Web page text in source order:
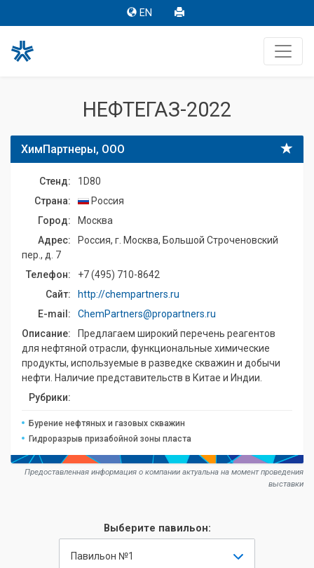
EN
НЕФТЕГАЗ-2022
ХимПартнеры, ООО
Стенд:
1D80
Страна:
Россия
Город:
Москва
Адрес:
Россия, г. Москва, Большой Строченовский
пер., д. 7
Телефон:
+7 (495) 710-8642
Сайт:
http://chempartners.ru
E-mail:
ChemPartners@propartners.ru
Описание:
Предлагаем широкий перечень реагентов
для нефтяной отрасли, функциональные химические
продукты, используемые в разведке скважин и добычи
нефти. Наличие представительств в Китае и Индии.
Рубрики:
Бурение нефтяных и газовых скважин
Гидроразрыв призабойной зоны пласта
Предоставленная информация о компании актуальна на момент проведения
выставки
Выберите павильон:
Павильон №1